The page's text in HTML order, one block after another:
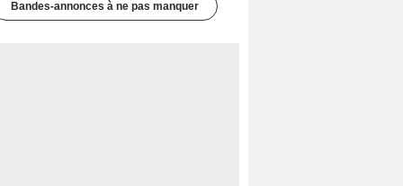
Bandes-annonces à ne pas manquer